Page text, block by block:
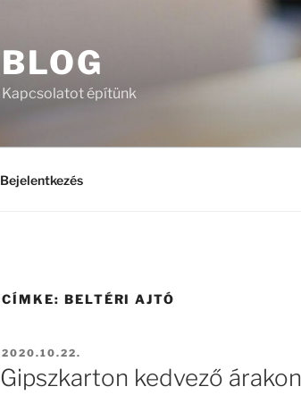
BLOG
Kapcsolatot építünk
Bejelentkezés
CÍMKE: BELTÉRI AJTÓ
BEKÜLDVE:
2020.10.22.
Gipszkarton kedvező árakon